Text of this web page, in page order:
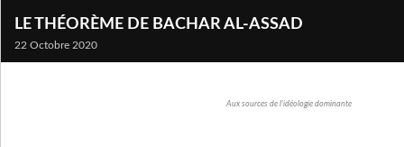
LE THÉORÈME DE BACHAR AL-ASSAD
22 Octobre 2020
Aux sources de l'idéologie dominante